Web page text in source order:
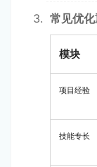
常见优
模块
项目经验
技能专长